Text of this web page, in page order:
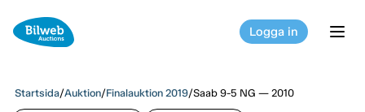
Logga in
Startsida/Auktion/Finalauktion 2019/Saab 9-5 NG — 2010